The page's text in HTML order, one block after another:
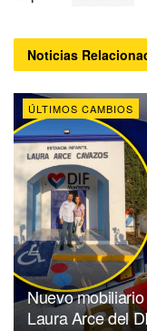
Noticias
ÚLTIMOS CAMBIOS
Nuevo
Laura Arce del